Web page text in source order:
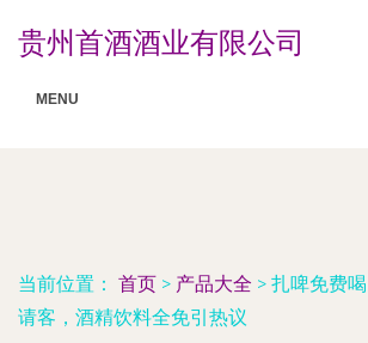
贵州首酒酒业有限公司
MENU
当前位置： 首页 > 产品大全 > 扎啤免费
请客，酒精饮料全免引热议